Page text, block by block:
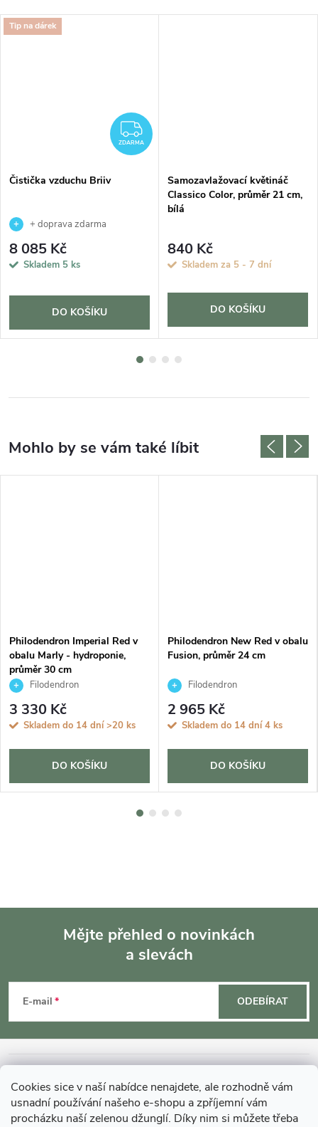
Cookies sice v naší nabídce nenajdete, ale rozhodně vám
usnadní používání našeho e-shopu a zpříjemní vám
procházku naší zelenou džunglí. Díky nim si můžete třeba
Tip na dárek
ZDARMA
ZDARMA
Čistička vzduchu Briiv
+ doprava zdarma
8 085 Kč
Skladem 5 ks
DO KOŠÍKU
Samozavlažovací květináč
Classico Color, průměr 21 cm,
bílá
840 Kč
Skladem za 5 - 7 dní
DO KOŠÍKU
Philodendron Imperial Red v
obalu Marly - hydroponie,
průměr 30 cm
Filodendron
3 330 Kč
Skladem do 14 dní >20 ks
DO KOŠÍKU
Philodendron New Red v obalu
Fusion, průměr 24 cm
Filodendron
2 965 Kč
Skladem do 14 dní 4 ks
DO KOŠÍKU
p
a
Mějte přehled o novinkách
a slevách
E-mail ODEBÍRAT
MOHLO BY VÁS ZAJÍMAT